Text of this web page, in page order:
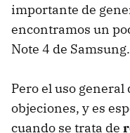
importante de
encontramos un
Note 4 de Samsung.
Pero el uso
objeciones, y es
cuando se trata de